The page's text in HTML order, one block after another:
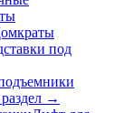
под
→